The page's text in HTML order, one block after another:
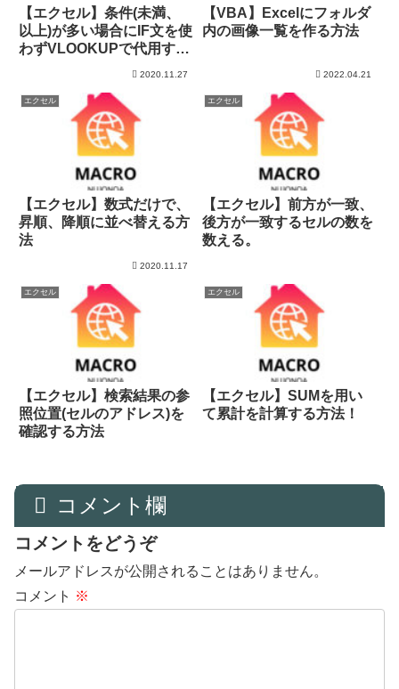
【エクセル】条件(未満、
以上)が多い場合にIF文を使
わずVLOOKUPで代用する
2020.11.27
【VBA】Excelにフォルダ
内の画像一覧を作る方法
2022.04.21
エクセル
【エクセル】数式だけで、
昇順、降順に並べ替える方
法
2020.11.17
エクセル
【エクセル】前方が一致、
後方が一致するセルの数を
数える。
エクセル
【エクセル】検索結果の参
照位置(セルのアドレス)を
確認する方法
エクセル
【エクセル】SUMを用い
て累計を計算する方法！
コメント欄
コメントをどうぞ
メールアドレスが公開されることはありません。
コメント ※